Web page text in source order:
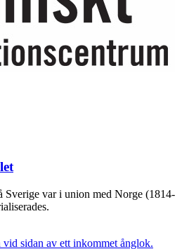
Sverige var i union med Norge (1814-